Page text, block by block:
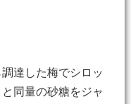
達した梅でシロッ
同量の砂糖をジャ